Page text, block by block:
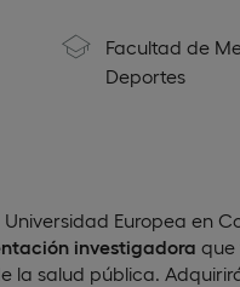
Facultad de
Deportes
Europea en
investigadora que
la salud pública.